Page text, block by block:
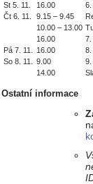
St 5. 11.
16.00
6.
Čt 6. 11.
9.15 – 9.45
10.00 – 13.00
16.00
7.
Pá 7. 11.
16.00
8.
So 8. 11.
9.00
9.
14.00
Ostatní informace